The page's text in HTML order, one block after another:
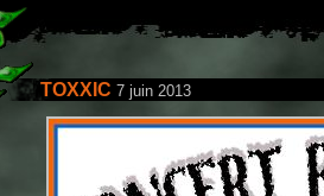
TOXXIC 7 juin 2013